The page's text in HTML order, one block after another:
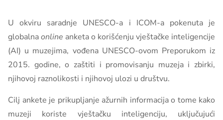
U okviru saradnje UNESCO-a i ICOM-a pokenuta je
globalnaonline anketa o korišćenju vještačke inteligencije
(AI) u muzejima, vođena UNESCO-ovom Preporukom iz
2015. godine, o zaštiti i promovisanju muzeja i zbirki,
njihovoj raznolikosti i njihovoj ulozi u društvu.
Cilj ankete je prikupljanje ažurnih informacija o tome kako
muzeji koriste vještačku inteligenciju, uključujući